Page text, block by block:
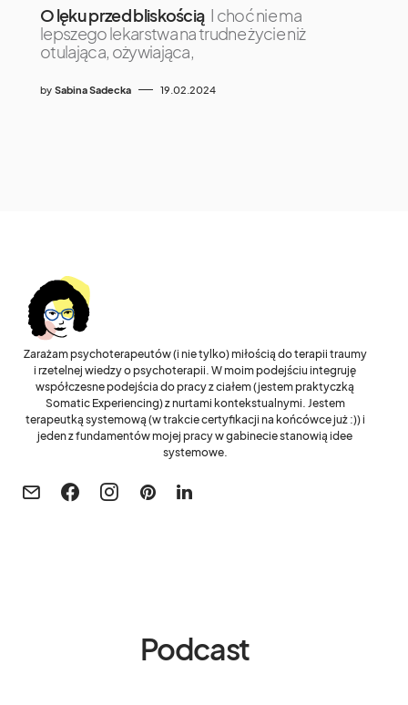
O lęku przed bliskością I choć nie ma
lepszego lekarstwa na trudne życie niż
otulająca, ożywiająca,
by Sabina Sadecka 19.02.2024
Zarażam psychoterapeutów (i nie tylko) miłością do terapii traumy
i rzetelnej wiedzy o psychoterapii. W moim podejściu integruję
współczesne podejścia do pracy z ciałem (jestem praktyczką
Somatic Experiencing) z nurtami kontekstualnymi. Jestem
terapeutką systemową (w trakcie certyfikacji na końcówce już :)) i
jeden z fundamentów mojej pracy w gabinecie stanowią idee
systemowe.
Podcast